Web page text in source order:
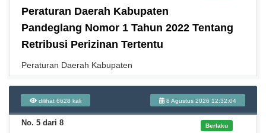
Peraturan Daerah Kabupaten
Pandeglang Nomor 1 Tahun 2022 Tentang
Retribusi Perizinan Tertentu
Peraturan Daerah Kabupaten
dilihat 6628 kali 8 Agustus 2026 12:32:04
No. 5 dari 8 Berlaku